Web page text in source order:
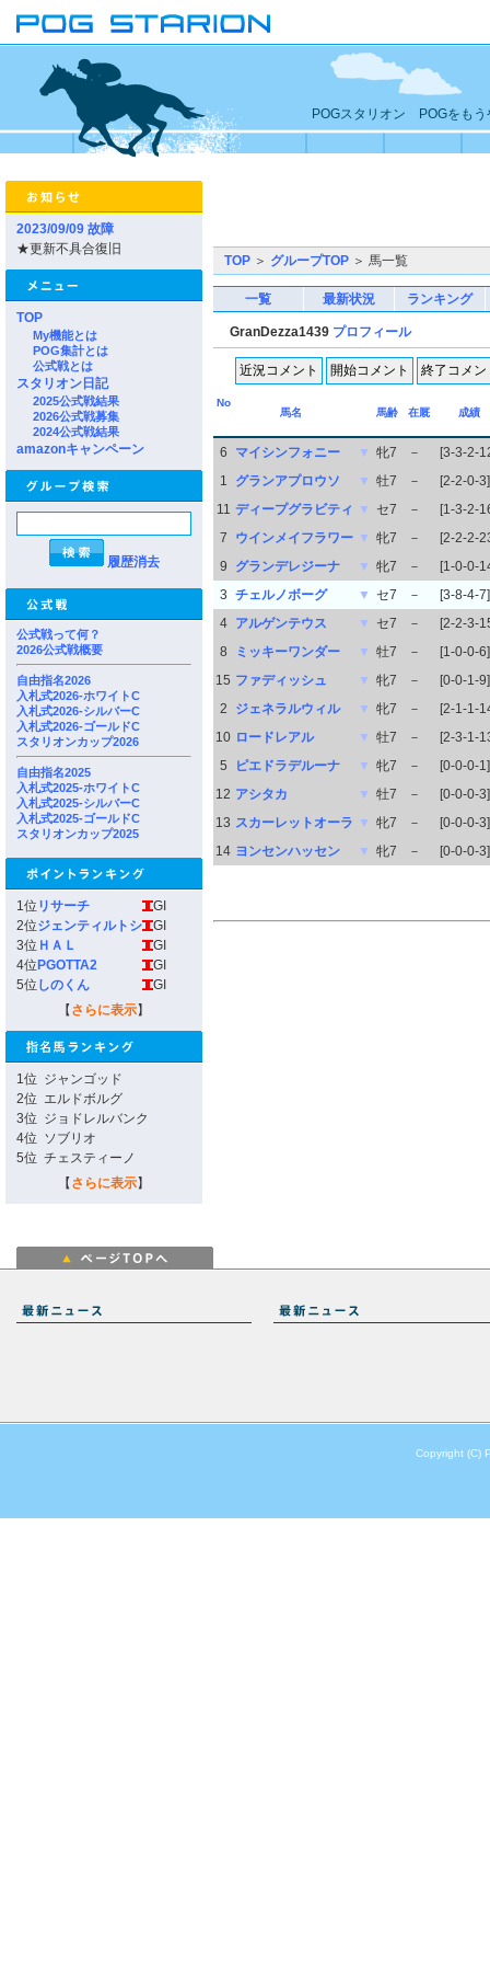
POGスタリオン POGをもう
2023/09/09 故障
★更新不具合復旧
TOP
My機能とは
POG集計とは
公式戦とは
スタリオン日記
2025公式戦結果
2026公式戦募集
2024公式戦結果
amazonキャンペーン
履歴消去
公式戦って何？
2026公式戦概要
自由指名2026
入札式2026-ホワイトC
入札式2026-シルバーC
入札式2026-ゴールドC
スタリオンカップ2026
自由指名2025
入札式2025-ホワイトC
入札式2025-シルバーC
入札式2025-ゴールドC
スタリオンカップ2025
1位 リサーチ
GI
2位ジェンティルトシ
GI
3位 ＨＡＬ
GI
4位 PGOTTA2
GI
5位 しのくん
GI
【 さらに表示】
1位 ジャンゴッド
2位 エルドボルグ
3位 ジョドレルバンク
4位 ソブリオ
5位 チェスティーノ
【 さらに表示】
TOP ＞ グループTOP ＞ 馬一覧
一覧 最新状況 ランキング
GranDezza1439 プロフィール
No
馬名
馬齢 在厩 成績
6 マイシンフォニー ▼ 牝7 －
[3-3-2-
1
グランアプロウソ ▼ 牡7 －
[2-2-0-3]
11 ディープグラビティ ▼ セ7 －
[1-3-2-
7
ウインメイフラワー ▼ 牝7 －
[2-2-2-
9
グランデレジーナ ▼ 牝7 －
[1-0-0-
3 チェルノボーグ ▼ セ7 －
[3-8-4-7]
4
アルゲンテウス ▼ セ7 －
[2-2-3-
8
ミッキーワンダー ▼ 牡7 －
[1-0-0-6]
15 ファディッシュ ▼ 牝7 －
[0-0-1-9]
2
ジェネラルウィル ▼ 牝7 －
[2-1-1-
10 ロードレアル ▼ 牡7 －
[2-3-1-
5
ピエドラデルーナ ▼ 牝7 －
[0-0-0-1]
12 アシタカ ▼ 牡7 －
[0-0-0-3]
13 スカーレットオーラ ▼ 牝7 －
[0-0-0-3]
14 ヨンセンハッセン ▼ 牝7 － [0-0-0-3]
Copyright (C)